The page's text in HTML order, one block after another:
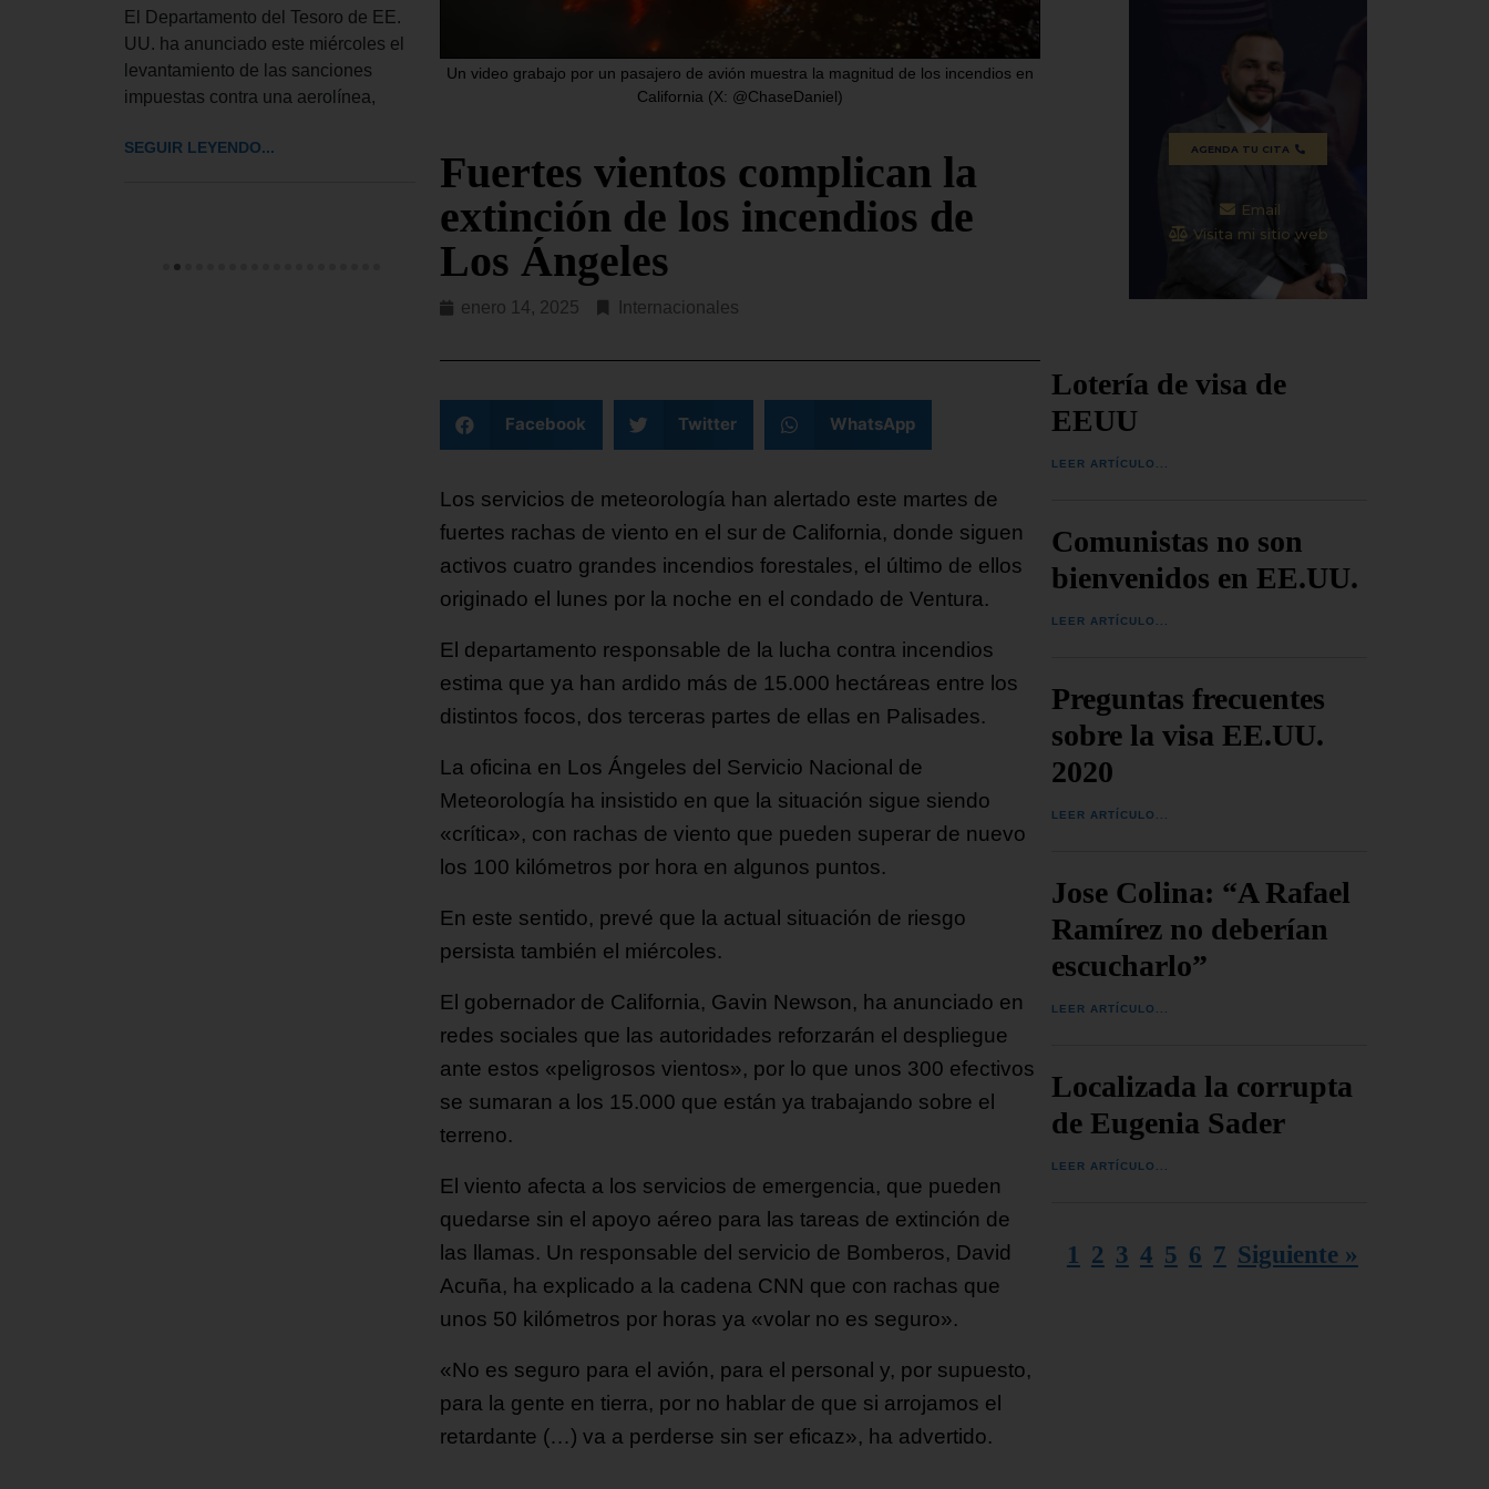
El Departamento del Tesoro de EE.
UU. ha anunciado este miércoles el
levantamiento de las sanciones
impuestas contra una aerolínea,
SEGUIR LEYENDO...
Estados Unidos (SOUTHCOM, en
inglés) ha lanzado este martes la
llamada Fuerza Operativa Conjunta
este martes que en ese estado
costero hay, al menos,
SEGUIR LEYENDO... SEGUIR LEYENDO...
Un video grabajo por un pasajero de avión muestra la magnitud de los incendios en
California (X: @ChaseDaniel)
Fuertes vientos complican la
extinción de los incendios de
Los Ángeles
enero 14, 2025 Internacionales
Facebook Twitter WhatsApp
Los servicios de meteorología han alertado este martes de
fuertes rachas de viento en el sur de California, donde siguen
activos cuatro grandes incendios forestales, el último de ellos
originado el lunes por la noche en el condado de Ventura.
El departamento responsable de la lucha contra incendios
estima que ya han ardido más de 15.000 hectáreas entre los
distintos focos, dos terceras partes de ellas en Palisades.
La oficina en Los Ángeles del Servicio Nacional de
Meteorología ha insistido en que la situación sigue siendo
«crítica», con rachas de viento que pueden superar de nuevo
los 100 kilómetros por hora en algunos puntos.
En este sentido, prevé que la actual situación de riesgo
persista también el miércoles.
El gobernador de California, Gavin Newson, ha anunciado en
redes sociales que las autoridades reforzarán el despliegue
ante estos «peligrosos vientos», por lo que unos 300 efectivos
se sumaran a los 15.000 que están ya trabajando sobre el
terreno.
El viento afecta a los servicios de emergencia, que pueden
quedarse sin el apoyo aéreo para las tareas de extinción de
las llamas. Un responsable del servicio de Bomberos, David
Acuña, ha explicado a la cadena CNN que con rachas que
unos 50 kilómetros por horas ya «volar no es seguro».
«No es seguro para el avión, para el personal y, por supuesto,
para la gente en tierra, por no hablar de que si arrojamos el
retardante (…) va a perderse sin ser eficaz», ha advertido.
AGENDA TU CITA
Email
Visita mi sitio web
Lotería de visa de
EEUU
LEER ARTÍCULO...
Comunistas no son
bienvenidos en EE.UU.
LEER ARTÍCULO...
Preguntas frecuentes
sobre la visa EE.UU.
2020
LEER ARTÍCULO...
Jose Colina: “A Rafael
Ramírez no deberían
escucharlo”
LEER ARTÍCULO...
Localizada la corrupta
de Eugenia Sader
LEER ARTÍCULO...
1 2 3 4 5 6 7 Siguiente »